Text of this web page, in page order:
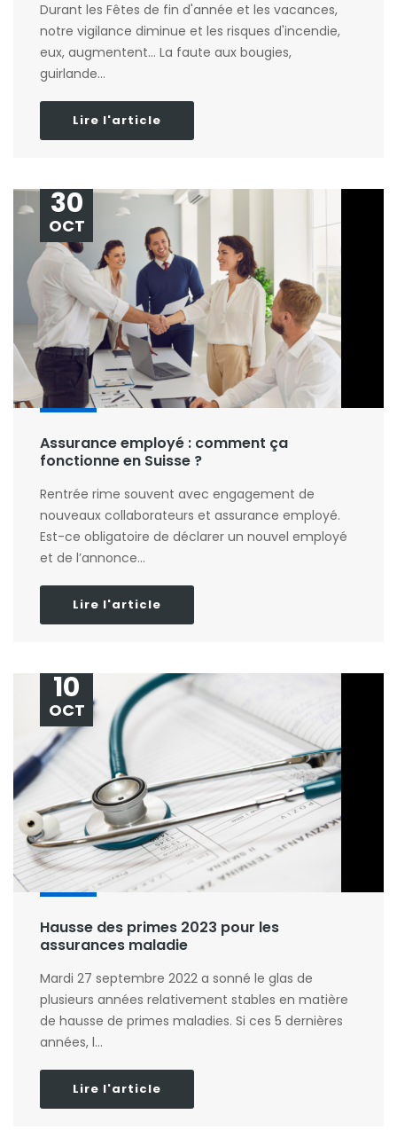
Durant les Fêtes de fin d'année et les vacances,
notre vigilance diminue et les risques d'incendie,
eux, augmentent... La faute aux bougies,
guirlande...
Lire l'article
Assurance employé : comment ça
fonctionne en Suisse ?
30
OCT
Rentrée rime souvent avec engagement de
nouveaux collaborateurs et assurance employé.
Est-ce obligatoire de déclarer un nouvel employé
et de l’annonce...
Lire l'article
Hausse des primes 2023 pour les
assurances maladie
10
OCT
Mardi 27 septembre 2022 a sonné le glas de
plusieurs années relativement stables en matière
de hausse de primes maladies. Si ces 5 dernières
années, l...
Lire l'article